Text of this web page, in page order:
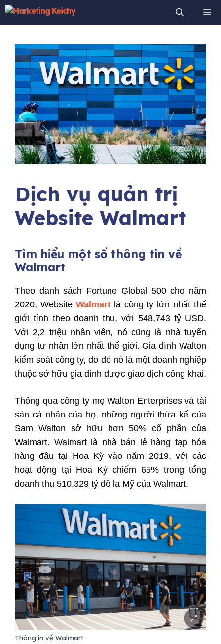
Chuyển
dung
Dịch vụ quản trị
Website Walmart
Tìm hiểu một số thông tin về
Walmart
Theo danh sách Fortune Global 500 cho năm
2020, Website Walmart là công ty lớn nhất thế
giới tính theo doanh thu, với 548,743 tỷ USD.
Với 2,2 triệu nhân viên, nó cũng là nhà tuyển
dụng tư nhân lớn nhất thế giới. Gia đình Walton
kiểm soát công ty, do đó nó là một doanh nghiệp
thuộc sở hữu gia đình được giao dịch công khai.
Thông qua công ty mẹ Walton Enterprises và tài
sản cá nhân của họ, những người thừa kế của
Sam Walton sở hữu hơn 50% cổ phần của
Walmart. Walmart là nhà bán lẻ hàng tạp hóa
hàng đầu tại Hoa Kỳ vào năm 2019, với các
hoạt động tại Hoa Kỳ chiếm 65% trong tổng
doanh thu 510,329 tỷ đô la Mỹ của Walmart.
Thông in về Walmart